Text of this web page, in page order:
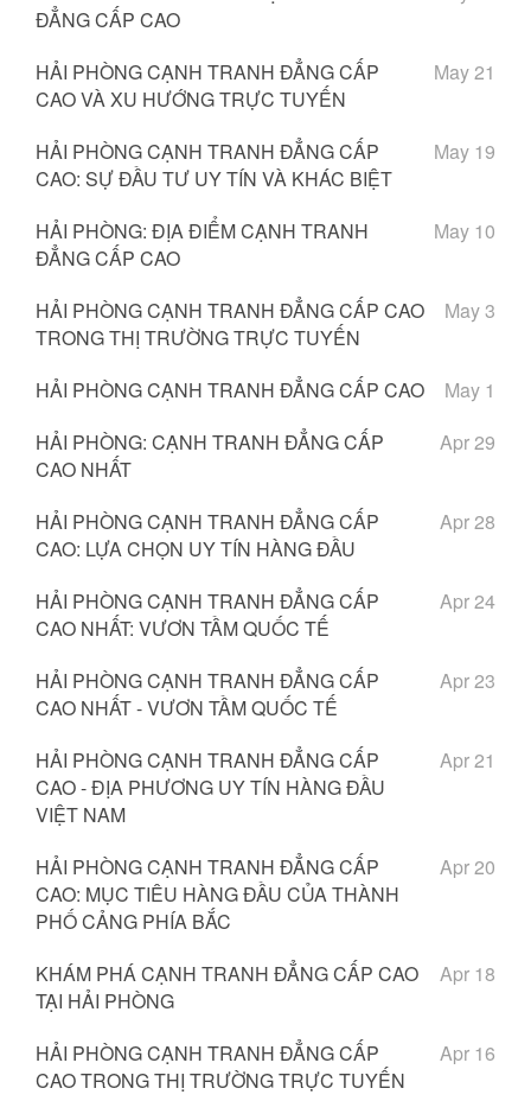
ĐẲNG CẤP CAO
HẢI PHÒNG CẠNH TRANH ĐẲNG CẤP
CAO VÀ XU HƯỚNG TRỰC TUYẾN
May 21
HẢI PHÒNG CẠNH TRANH ĐẲNG CẤP
CAO: SỰ ĐẦU TƯ UY TÍN VÀ KHÁC BIỆT
May 19
HẢI PHÒNG: ĐỊA ĐIỂM CẠNH TRANH
ĐẲNG CẤP CAO
May 10
HẢI PHÒNG CẠNH TRANH ĐẲNG CẤP CAO
TRONG THỊ TRƯỜNG TRỰC TUYẾN
May 3
HẢI PHÒNG CẠNH TRANH ĐẲNG CẤP CAO
May 1
HẢI PHÒNG: CẠNH TRANH ĐẲNG CẤP
CAO NHẤT
Apr 29
HẢI PHÒNG CẠNH TRANH ĐẲNG CẤP
CAO: LỰA CHỌN UY TÍN HÀNG ĐẦU
Apr 28
HẢI PHÒNG CẠNH TRANH ĐẲNG CẤP
CAO NHẤT: VƯƠN TẦM QUỐC TẾ
Apr 24
HẢI PHÒNG CẠNH TRANH ĐẲNG CẤP
CAO NHẤT - VƯƠN TẦM QUỐC TẾ
Apr 23
HẢI PHÒNG CẠNH TRANH ĐẲNG CẤP
CAO - ĐỊA PHƯƠNG UY TÍN HÀNG ĐẦU
VIỆT NAM
Apr 21
HẢI PHÒNG CẠNH TRANH ĐẲNG CẤP
CAO: MỤC TIÊU HÀNG ĐẦU CỦA THÀNH
PHỐ CẢNG PHÍA BẮC
Apr 20
KHÁM PHÁ CẠNH TRANH ĐẲNG CẤP CAO
TẠI HẢI PHÒNG
Apr 18
HẢI PHÒNG CẠNH TRANH ĐẲNG CẤP
CAO TRONG THỊ TRƯỜNG TRỰC TUYẾN
Apr 16